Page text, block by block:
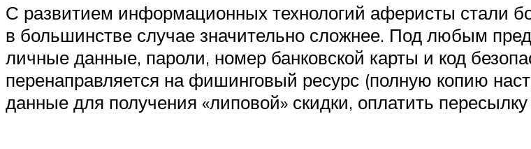
С развитием информационных технологий аферисты стали
в большинстве случае значительно сложнее. Под любым
личные данные, пароли, номер банковской карты и код
перенаправляется на фишинговый ресурс (полную копию
данные для получения «липовой» скидки, оплатить